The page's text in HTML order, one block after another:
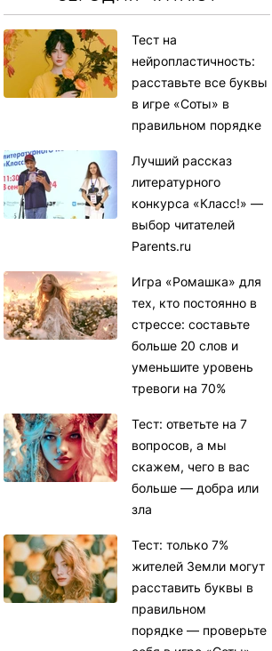
Тест на
нейропластичность:
расставьте все буквы
в игре «Соты» в
правильном порядке
Лучший рассказ
литературного
конкурса «Класс!» —
выбор читателей
Parents.ru
Игра «Ромашка» для
тех, кто постоянно в
стрессе: составьте
больше 20 слов и
уменьшите уровень
тревоги на 70%
Тест: ответьте на 7
вопросов, а мы
скажем, чего в вас
больше — добра или
зла
Тест: только 7%
жителей Земли могут
расставить буквы в
правильном
порядке — проверьте